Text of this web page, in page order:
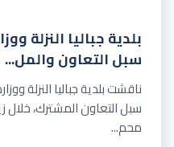
بلدية جباليا النزلة
سبل التعاون والمل...
ناقشت بلدية جباليا النزلة
سبل التعاون المشترك، خلال
محم...